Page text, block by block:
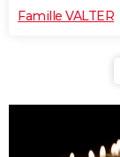
Famille VALTER